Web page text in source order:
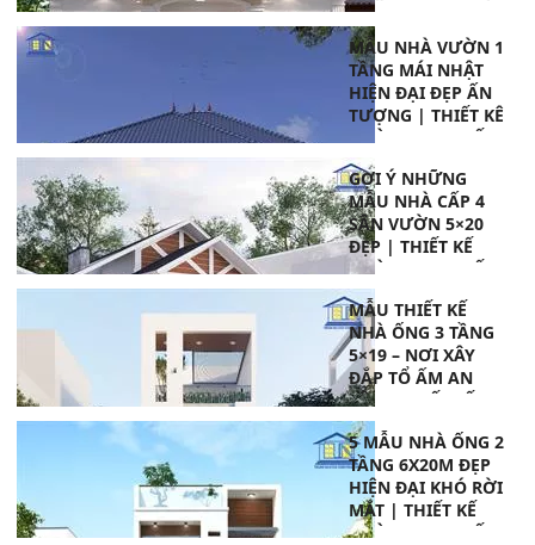
| XÂY DỰNG NHÀ
PHAN THIẾT
MẪU NHÀ VƯỜN 1
TẦNG MÁI NHẬT
HIỆN ĐẠI ĐẸP ẤN
TƯỢNG | THIẾT KÊ
NHÀ PHAN THIẾT
GỢI Ý NHỮNG
MẪU NHÀ CẤP 4
SÂN VƯỜN 5×20
ĐẸP | THIẾT KẾ
NHÀ PHAN THIẾT
MẪU THIẾT KẾ
NHÀ ỐNG 3 TẦNG
5×19 – NƠI XÂY
ĐẮP TỔ ẤM AN
YÊN | THIẾT KẾ
NHÀ PHAN THIẾT
5 MẪU NHÀ ỐNG 2
TẦNG 6X20M ĐẸP
HIỆN ĐẠI KHÓ RỜI
MẮT | THIẾT KẾ
NHÀ PHAN THIẾT